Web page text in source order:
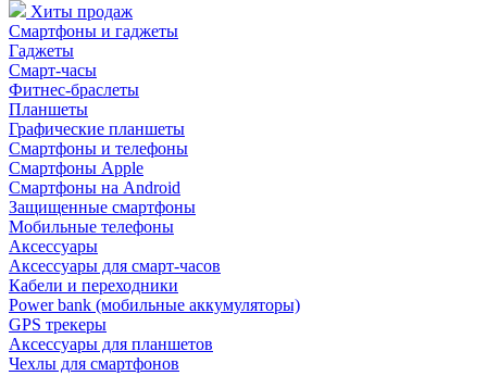
Хиты продаж
Смартфоны и гаджеты
Гаджеты
Смарт-часы
Фитнес-браслеты
Планшеты
Графические планшеты
Смартфоны и телефоны
Смартфоны Apple
Смартфоны на Android
Защищенные смартфоны
Мобильные телефоны
Аксессуары
Аксессуары для смарт-часов
Кабели и переходники
Power bank (мобильные аккумуляторы)
GPS трекеры
Аксессуары для планшетов
Чехлы для смартфонов